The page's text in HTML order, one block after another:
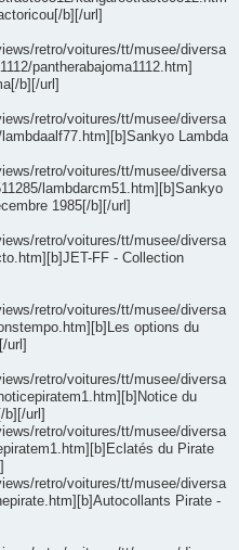
b][/url]
retro/voitures/tt/musee/diversa
pantherabajoma1112.htm]
b][/url]
retro/voitures/tt/musee/diversa
Lambda
retro/voitures/tt/musee/diversa
lambdarcm51.htm][b]Sankyo
1985[/b][/url]
retro/voitures/tt/musee/diversa
FF - Collection
retro/voitures/tt/musee/diversa
options du
retro/voitures/tt/musee/diversa
du
url]
retro/voitures/tt/musee/diversa
du Pirate
retro/voitures/tt/musee/diversa
Pirate -